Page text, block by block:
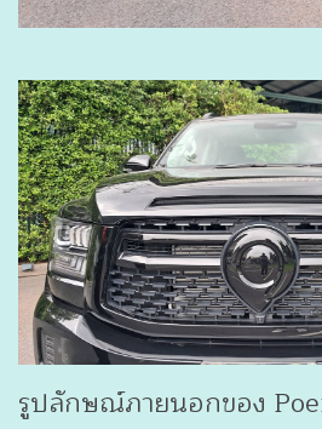
รูปลักษณ์ภายนอกของ